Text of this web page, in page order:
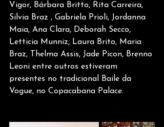
Vigor, Bárbara Britto, Rita Carreira,
Silvia Braz , Gabriela Prioli, Jordanna
Maia, Ana Clara, Deborah Secco,
Letticia Munniz, Laura Brito, Maria
Braz, Thelma Assis, Jade Picon, Brenno
Leoni entre outros estiveram
presentes no tradicional Baile da
Vogue, no Copacabana Palace.